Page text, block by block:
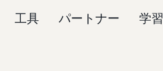
工具 パートナー 学習